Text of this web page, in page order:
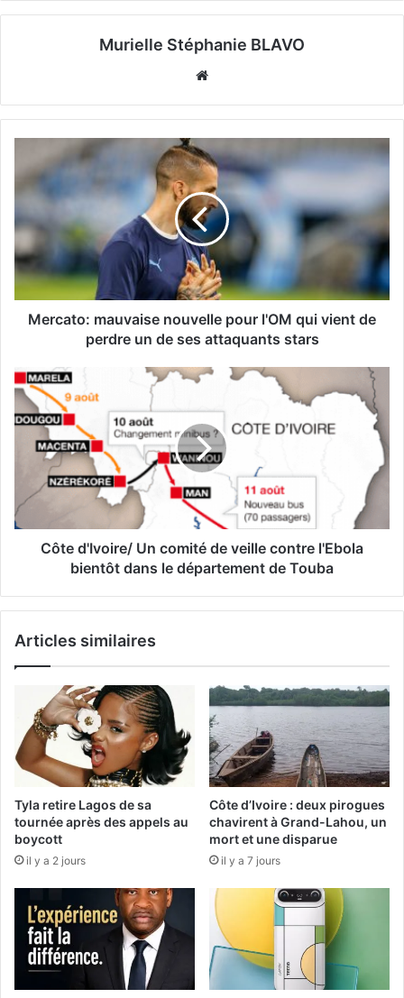
Murielle Stéphanie BLAVO
Mercato: mauvaise nouvelle pour l'OM qui vient de
perdre un de ses attaquants stars
Côte d'Ivoire/ Un comité de veille contre l'Ebola
bientôt dans le département de Touba
Articles similaires
Tyla retire Lagos de sa
tournée après des appels au
boycott
il y a 2 jours
Côte d’Ivoire : deux pirogues
chavirent à Grand-Lahou, un
mort et une disparue
il y a 7 jours